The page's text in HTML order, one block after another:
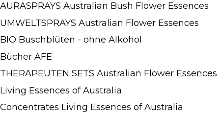
AURASPRAYS Australian Bush Flower Essences
UMWELTSPRAYS Australian Flower Essences
BIO Buschblüten - ohne Alkohol
Bücher AFE
THERAPEUTEN SETS Australian Flower Essences
Living Essences of Australia
Concentrates Living Essences of Australia